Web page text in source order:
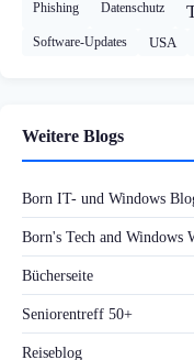
Phishing
Datenschutz
Software-Updates USA
Weitere Blogs
Born IT- und Windows
Born's Tech and Windows
Bücherseite
Seniorentreff 50+
Reiseblog